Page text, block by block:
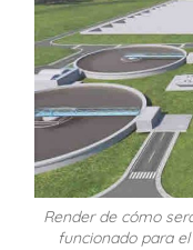
Render de cómo
funcionado para